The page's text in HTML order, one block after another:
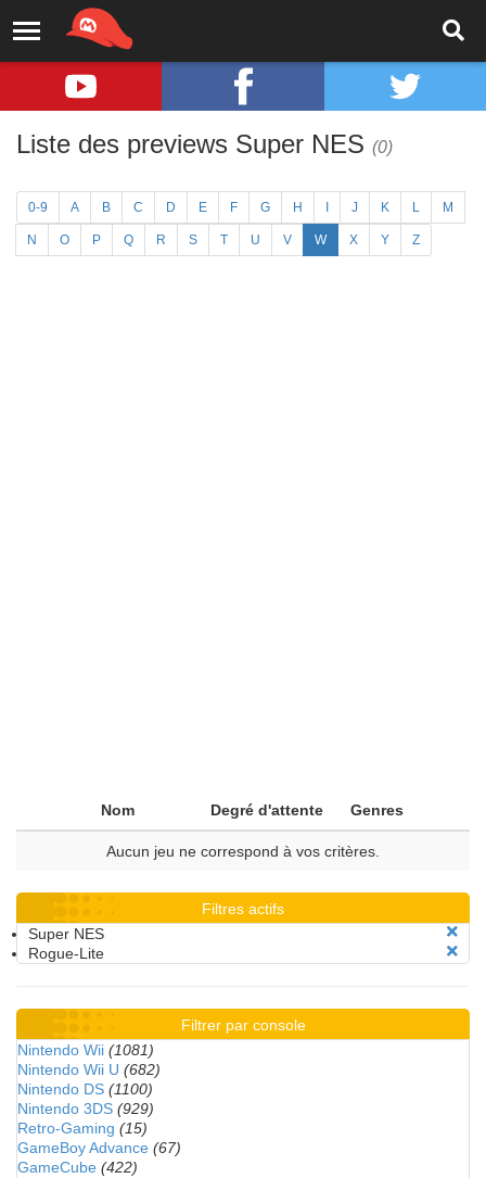
Liste des previews Super NES (0)
0-9 A B C D E F G H J K L M
N O P Q R S T U V W X Y Z
Nom Degré d'attente Genres
Aucun jeu ne correspond à vos critères.
Filtres actifs
Super NES
Rogue-Lite
Filtrer par console
Nintendo Wii (1081)
Nintendo Wii U (682)
Nintendo DS (1100)
Nintendo 3DS (929)
Retro-Gaming (15)
GameBoy Advance (67)
GameCube (422)